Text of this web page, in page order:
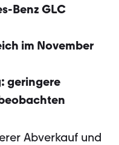
Benz GLC
im November
geringere
Abverkauf und